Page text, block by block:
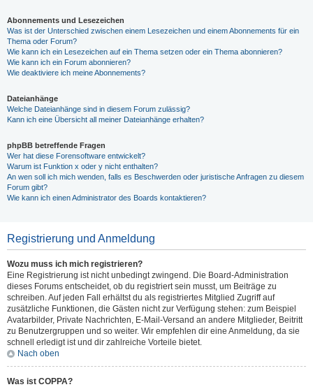
Abonnements und Lesezeichen
Was ist der Unterschied zwischen einem Lesezeichen und einem Abonnements für ein
Thema oder Forum?
Wie kann ich ein Lesezeichen auf ein Thema setzen oder ein Thema abonnieren?
Wie kann ich ein Forum abonnieren?
Wie deaktiviere ich meine Abonnements?
Dateianhänge
Welche Dateianhänge sind in diesem Forum zulässig?
Kann ich eine Übersicht all meiner Dateianhänge erhalten?
phpBB betreffende Fragen
Wer hat diese Forensoftware entwickelt?
Warum ist Funktion x oder y nicht enthalten?
An wen soll ich mich wenden, falls es Beschwerden oder juristische Anfragen zu diesem
Forum gibt?
Wie kann ich einen Administrator des Boards kontaktieren?
Registrierung und Anmeldung
Wozu muss ich mich registrieren?
Eine Registrierung ist nicht unbedingt zwingend. Die Board-Administration
dieses Forums entscheidet, ob du registriert sein musst, um Beiträge zu
schreiben. Auf jeden Fall erhältst du als registriertes Mitglied Zugriff auf
zusätzliche Funktionen, die Gästen nicht zur Verfügung stehen: zum Beispiel
Avatarbilder, Private Nachrichten, E-Mail-Versand an andere Mitglieder, Beitritt
zu Benutzergruppen und so weiter. Wir empfehlen dir eine Anmeldung, da sie
schnell erledigt ist und dir zahlreiche Vorteile bietet.
Nach oben
Was ist COPPA?